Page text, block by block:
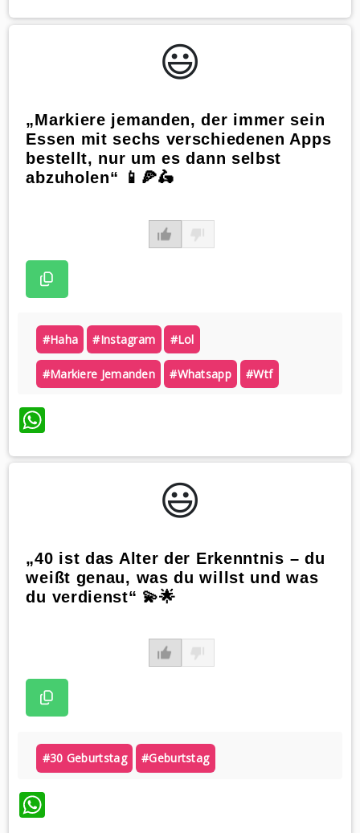
😃️
„Markiere jemanden, der immer sein
Essen mit sechs verschiedenen Apps
bestellt, nur um es dann selbst
abzuholen“ 📱🍕🛵
#haha #instagram #lol
#markiere Jemanden #whatsapp #wtf
WhatsApp
😃️
„40 ist das Alter der Erkenntnis – du
weißt genau, was du willst und was
du verdienst“ 💫🌟
#30 Geburtstag #geburtstag
WhatsApp